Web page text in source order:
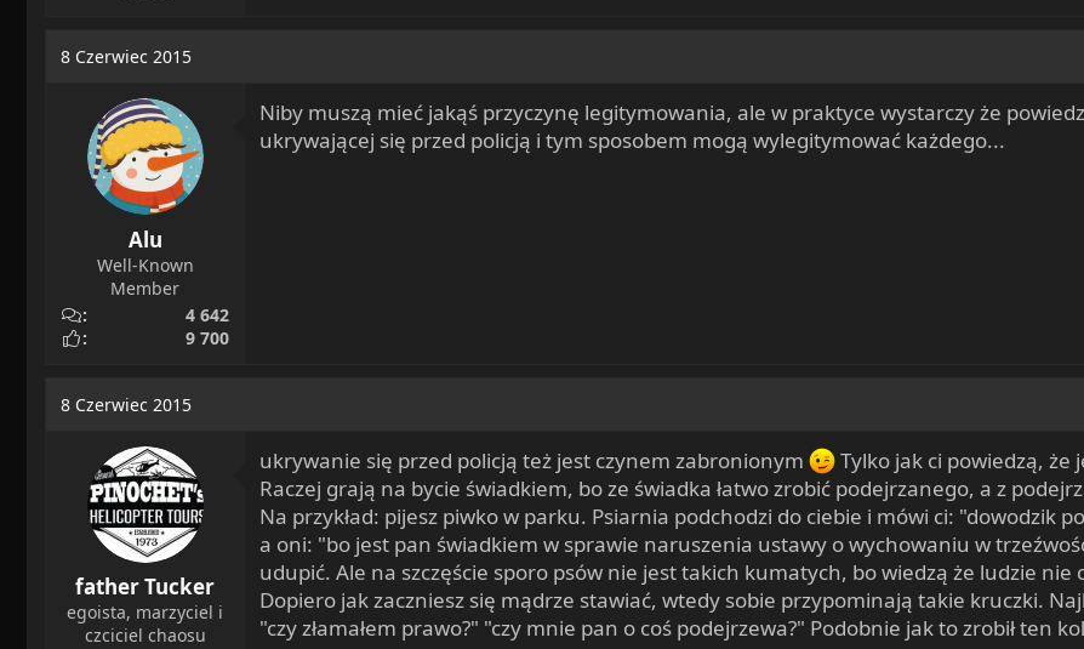
8 Czerwiec 2015
Alu
Well-Known
Member
4 642
9 700
Niby muszą mieć jakąś przyczynę legitymowania, ale w praktyce wystarczy że
ukrywającej się przed policją i tym sposobem mogą wylegitymować każdego...
8 Czerwiec 2015
father Tucker
egoista, marzyciel i
czciciel chaosu
ukrywanie się przed policją też jest czynem zabronionym
Tylko jak ci powiedzą,
Raczej grają na bycie świadkiem, bo ze świadka łatwo zrobić podejrzanego, a z
Na przykład: pijesz piwko w parku. Psiarnia podchodzi do ciebie i mówi ci: "dowodzik
a oni: "bo jest pan świadkiem w sprawie naruszenia ustawy o wychowaniu w
udupić. Ale na szczęście sporo psów nie jest takich kumatych, bo wiedzą że ludzie
Dopiero jak zaczniesz się mądrze stawiać, wtedy sobie przypominają takie kruczki.
"czy złamałem prawo?" "czy mnie pan o coś podejrzewa?" Podobnie jak to zrobił ten